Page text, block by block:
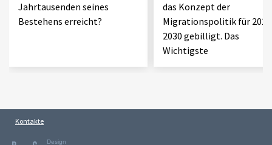
Jahrtausenden seines
Bestehens erreicht?
das Konzept der
Migrationspolitik für
2030 gebilligt. Das
Wichtigste
Kontakte
Design